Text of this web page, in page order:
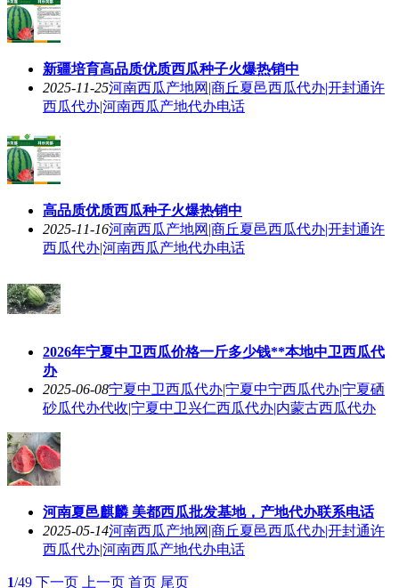
新疆培育高品质优质西瓜种子火爆热销中
2025-11-25河南西瓜产地网|商丘夏邑西瓜代办|开封通许
西瓜代办|河南西瓜产地代办电话
高品质优质西瓜种子火爆热销中
2025-11-16河南西瓜产地网|商丘夏邑西瓜代办|开封通许
西瓜代办|河南西瓜产地代办电话
2026年宁夏中卫西瓜价格一斤多少钱**本地中卫西瓜代
办
2025-06-08宁夏中卫西瓜代办|宁夏中宁西瓜代办|宁夏硒
砂瓜代办代收|宁夏中卫兴仁西瓜代办|内蒙古西瓜代办
河南夏邑麒麟 美都西瓜批发基地，产地代办联系电话
2025-05-14河南西瓜产地网|商丘夏邑西瓜代办|开封通许
西瓜代办|河南西瓜产地代办电话
1/49 下一页 上一页 首页 尾页